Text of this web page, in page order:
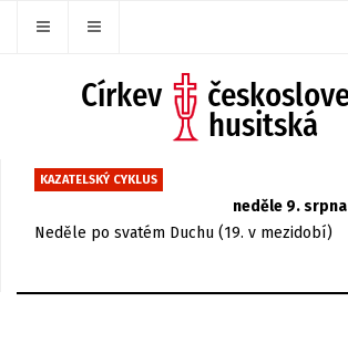
KAZATELSKÝ CYKLUS
neděle 9. srpna
Neděle po svatém Duchu (19. v mezidobí)